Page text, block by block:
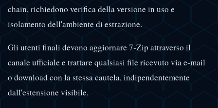
chain, richiedono verifica della versione in uso e
isolamento dell'ambiente di estrazione.
Gli utenti finali devono aggiornare 7-Zip attraverso il
canale ufficiale e trattare qualsiasi file ricevuto via e-mail
o download con la stessa cautela, indipendentemente
dall'estensione visibile.